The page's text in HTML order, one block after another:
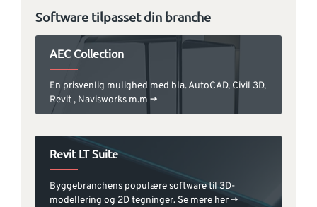
Software tilpasset din branche
AEC Collection
En prisvenlig mulighed med bla. AutoCAD, Civil 3D,
Revit , Navisworks m.m ->
Revit LT Suite
Byggebranchens populære software til 3D-
modellering og 2D tegninger. Se mere her ->